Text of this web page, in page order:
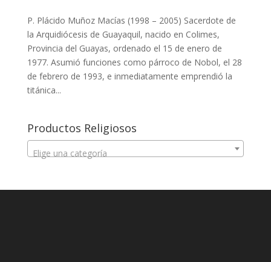
P. Plácido Muñoz Macías (1998 – 2005) Sacerdote de
la Arquidiócesis de Guayaquil, nacido en Colimes,
Provincia del Guayas, ordenado el 15 de enero de
1977. Asumió funciones como párroco de Nobol, el 28
de febrero de 1993, e inmediatamente emprendió la
titánica...
Productos Religiosos
Elige una categoría